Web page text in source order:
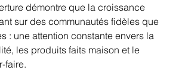
démontre que la croissance
sur des communautés fidèles que
: une attention constante envers la
les produits faits maison et le
faire.